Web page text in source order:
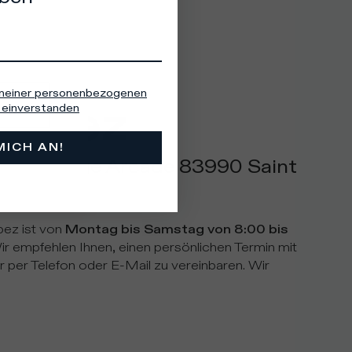
Passage Arcade 83990 Saint
ist von Montag bis Samstag von 8:00 bis
empfehlen Ihnen, einen persönlichen Termin mit
per Telefon oder E-Mail zu vereinbaren. Wir
personenbezogenen
AN!